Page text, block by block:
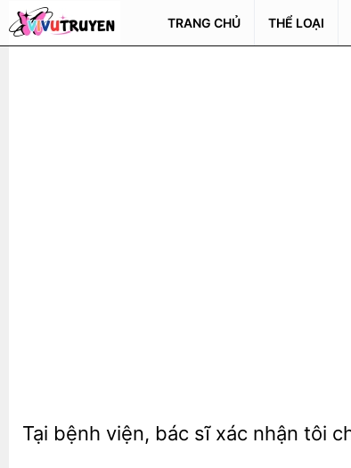
TRANG CHỦ THỂ LOẠI
Tại bệnh viện, bác sĩ xác nhận tôi